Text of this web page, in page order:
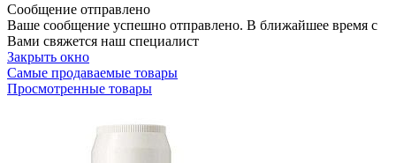
Сообщение отправлено
Ваше сообщение успешно отправлено. В ближайшее время с
Вами свяжется наш специалист
Закрыть окно
Самые продаваемые товары
Просмотренные товары